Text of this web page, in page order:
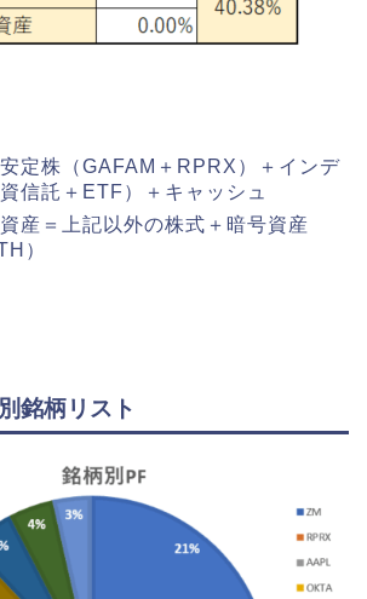
定株（GAFAM＋RPRX）＋インデ
信託＋ETF）＋キャッシュ
産＝上記以外の株式＋暗号資産
）
銘柄リスト